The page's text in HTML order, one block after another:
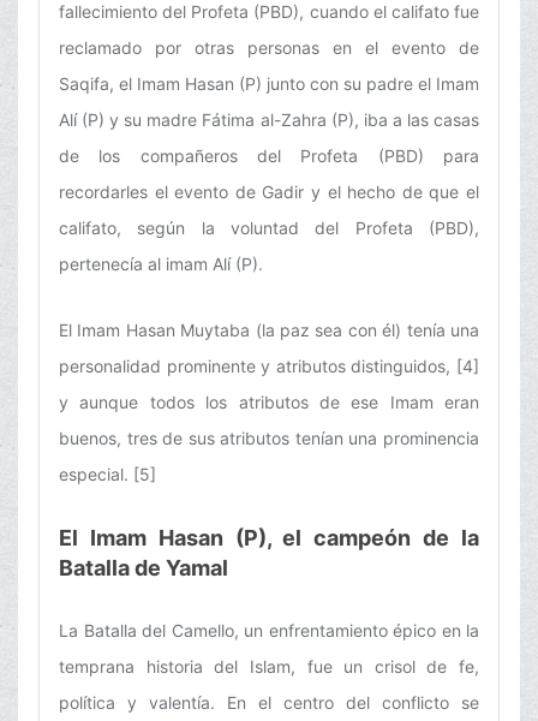
fallecimiento del Profeta (PBD), cuando el califato fue
reclamado por otras personas en el evento de
Saqifa, el Imam Hasan (P) junto con su padre el Imam
Alí (P) y su madre Fátima al-Zahra (P), iba a las casas
de los compañeros del Profeta (PBD) para
recordarles el evento de Gadir y el hecho de que el
califato, según la voluntad del Profeta (PBD),
pertenecía al imam Alí (P).
El Imam Hasan Muytaba (la paz sea con él) tenía una
personalidad prominente y atributos distinguidos, [4]
y aunque todos los atributos de ese Imam eran
buenos, tres de sus atributos tenían una prominencia
especial. [5]
El Imam Hasan (P), el campeón de la
Batalla de Yamal
La Batalla del Camello, un enfrentamiento épico en la
temprana historia del Islam, fue un crisol de fe,
política y valentía. En el centro del conflicto se